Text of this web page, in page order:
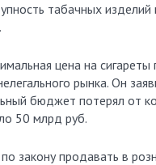
табачных изделий
цена на сигареты
рынка. Он
бюджет потерял от
50 млрд руб.
закону продавать в